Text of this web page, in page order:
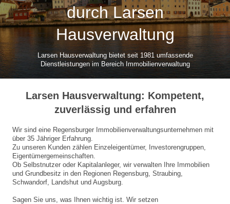
durch Larsen
Hausverwaltung
Larsen Hausverwaltung bietet seit 1981 umfassende
Dienstleistungen im Bereich Immobilienverwaltung
Larsen Hausverwaltung: Kompetent,
zuverlässig und erfahren
Wir sind eine Regensburger Immobilienverwaltungsunternehmen mit
über 35 Jähriger Erfahrung.
Zu unseren Kunden zählen Einzeleigentümer, Investorengruppen,
Eigentümergemeinschaften.
Ob Selbstnutzer oder Kapitalanleger, wir verwalten Ihre Immobilien
und Grundbesitz in den Regionen Regensburg, Straubing,
Schwandorf, Landshut und Augsburg.
Sagen Sie uns, was Ihnen wichtig ist. Wir setzen